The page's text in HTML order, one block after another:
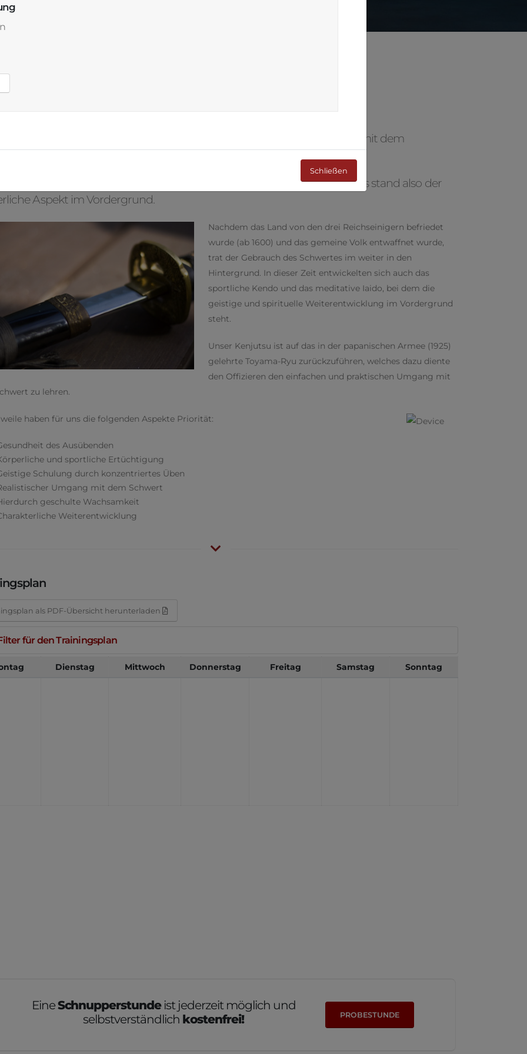
Schließen
bedeutet Schwertkunst und steht für den realitätsnahen Umgang mit dem
Schwert.
alte Kriegskunst diente früher ausnahmslos dazu im Kampf zu siegen. Es stand also der
Aspekt im Vordergrund.
Nachdem das Land von den drei Reichseinigern befriedet
wurde (ab 1600) und das gemeine Volk entwaffnet wurde,
trat der Gebrauch des Schwertes im weiter in den
Hintergrund. In dieser Zeit entwickelten sich auch das
sportliche Kendo und das meditative Iaido, bei dem die
geistige und spirituelle Weiterentwicklung im Vordergrund
steht.
Unser Kenjutsu ist auf das in der papanischen Armee (1925)
gelehrte Toyama-Ryu zurückzuführen, welches dazu diente
den Offizieren den einfachen und praktischen Umgang mit
zu lehren.
haben für uns die folgenden Aspekte Priorität:
des Ausübenden
und sportliche Ertüchtigung
Schulung durch konzentriertes Üben
Umgang mit dem Schwert
geschulte Wachsamkeit
Weiterentwicklung
als PDF-Übersicht herunterladen
für den Trainingsplan
Dienstag Mittwoch Donnerstag Freitag Samstag Sonntag
EineSchnupperstundeist jederzeit möglich und
selbstverständlich kostenfrei! PROBESTUNDE